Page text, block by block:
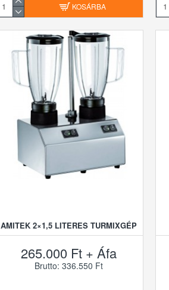
KOSÁRBA
AMITEK 2×1,5 LITERES TURMIXGÉP
265.000 Ft + Áfa
Brutto: 336.550 Ft